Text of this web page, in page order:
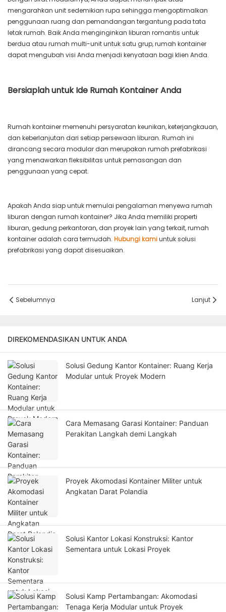
mengarahkan unit sedemikian rupa sehingga mengoptimalkan
penggunaan ruang dan pemandangan tergantung pada tata
letak rumah. Baik Anda menginginkan liburan romantis untuk
berdua atau rumah multi-unit untuk satu grup, rumah kontainer
dapat mengubah visi Anda menjadi kenyataan bagi klien Anda.
Bersiaplah untuk Ide Rumah Kontainer Anda
Rumah kontainer memenuhi persyaratan keunikan, keterjangkauan,
dan keberlanjutan dari setiap persewaan liburan. Rumah ini
dirancang secara modular dan merupakan rumah prefabrikasi
yang menawarkan fleksibilitas untuk pemasangan dan
penggunaan yang cepat.
Apakah Anda siap untuk memulai pengalaman menyewa rumah
liburan dengan rumah kontainer? Jika Anda memiliki properti
liburan, gedung perkantoran, dan proyek lain yang terkait, rumah
kontainer adalah cara termudah. Hubungi kamiuntuk solusi
prefabrikasi yang dapat disesuaikan.
Sebelumnya Lanjut
DIREKOMENDASIKAN UNTUK ANDA
Solusi Gedung Kantor Kontainer: Ruang Kerja
Modular untuk Proyek Modern
Cara Memasang Garasi Kontainer: Panduan
Perakitan Langkah demi Langkah
Proyek Akomodasi Kontainer Militer untuk
Angkatan Darat Polandia
Solusi Kantor Lokasi Konstruksi: Kantor
Sementara untuk Lokasi Proyek
Solusi Kamp Pertambangan: Akomodasi
Tenaga Kerja Modular untuk Proyek